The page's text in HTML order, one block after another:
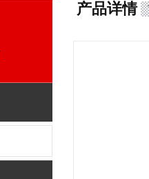
产品详情